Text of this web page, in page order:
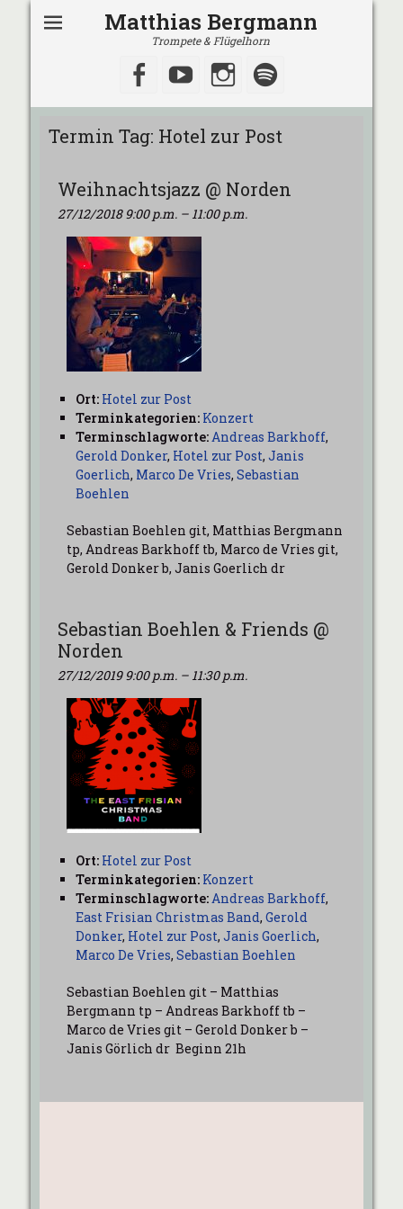
Matthias Bergmann
Trompete & Flügelhorn
Facebook
YouTubeInstagram
Termin Tag: Hotel zur Post
Weihnachtsjazz @ Norden
27/12/2018 9:00 p.m. – 11:00 p.m.
Ort: Hotel zur Post
Terminkategorien: Konzert
Terminschlagworte:Andreas Barkhoff,
Gerold Donker, Hotel zur Post, Janis
Goerlich, Marco De Vries, Sebastian
Boehlen
Sebastian Boehlen git, Matthias Bergmann
tp, Andreas Barkhoff tb, Marco de Vries git,
Gerold Donker b, Janis Goerlich dr
Sebastian Boehlen & Friends @
Norden
27/12/2019 9:00 p.m. – 11:30 p.m.
Ort: Hotel zur Post
Terminkategorien: Konzert
Terminschlagworte:Andreas Barkhoff,
East Frisian Christmas Band, Gerold
Donker, Hotel zur Post, Janis Goerlich,
Marco De Vries, Sebastian Boehlen
Sebastian Boehlen git – Matthias
Bergmann tp – Andreas Barkhoff tb –
Marco de Vries git – Gerold Donker b –
Janis Görlich dr Beginn 21h